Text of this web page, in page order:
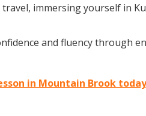
immersing yourself in
and fluency through
in Mountain Brook today